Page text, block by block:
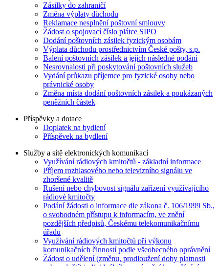
Zásilky do zahraničí
Změna výplaty důchodu
Reklamace nesplnění poštovní smlouvy
Žádost o spojovací číslo plátce SIPO
Dodání poštovních zásilek fyzickým osobám
Výplata důchodu prostřednictvím České pošty, s.p.
Balení poštovních zásilek a jejich následné podání
Nesrovnalosti při poskytování poštovních služeb
Vydání průkazu příjemce pro fyzické osoby nebo
právnické osoby
Změna místa dodání poštovních zásilek a poukázaných
peněžních částek
Příspěvky a dotace
Doplatek na bydlení
Příspěvek na bydlení
Služby a sítě elektronických komunikací
Využívání rádiových kmitočtů - základní informace
Příjem rozhlasového nebo televizního signálu ve
zhoršené kvalitě
Rušení nebo chybovost signálu zařízení využívajícího
rádiové kmitočty
Podání žádosti o informace dle zákona č. 106/1999 Sb.,
o svobodném přístupu k informacím, ve znění
pozdějších předpisů, Českému telekomunikačnímu
úřadu
Využívání rádiových kmitočtů při výkonu
komunikačních činností podle všeobecného oprávnění
Žádost o udělení (změnu, prodloužení doby platnosti